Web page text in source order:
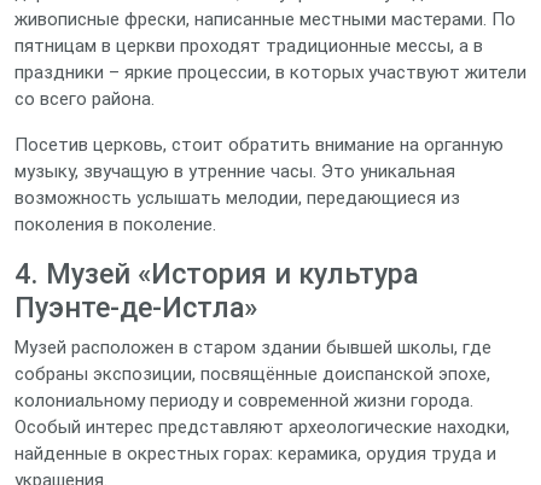
живописные фрески, написанные местными мастерами. По
пятницам в церкви проходят традиционные мессы, а в
праздники – яркие процессии, в которых участвуют жители
со всего района.
Посетив церковь, стоит обратить внимание на органную
музыку, звучащую в утренние часы. Это уникальная
возможность услышать мелодии, передающиеся из
поколения в поколение.
4. Музей «История и культура
Пуэнте-де-Истла»
Музей расположен в старом здании бывшей школы, где
собраны экспозиции, посвящённые доиспанской эпохе,
колониальному периоду и современной жизни города.
Особый интерес представляют археологические находки,
найденные в окрестных горах: керамика, орудия труда и
украшения.